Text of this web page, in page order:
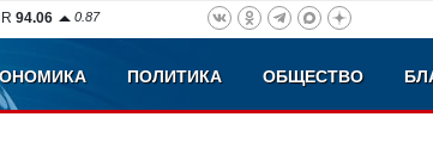
94.06 0.87
ПОЛИТИКА ОБЩЕСТВО